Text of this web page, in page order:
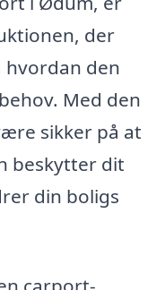
der
hvordan den
Med den
sikker på at
beskytter dit
din boligs